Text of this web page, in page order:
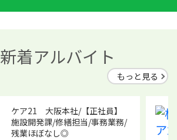
新着アルバイト
もっと見る
ケア21 大阪本社/【正社員】
施設開発課/修繕担当/事務業務/
残業ほぼなし◎